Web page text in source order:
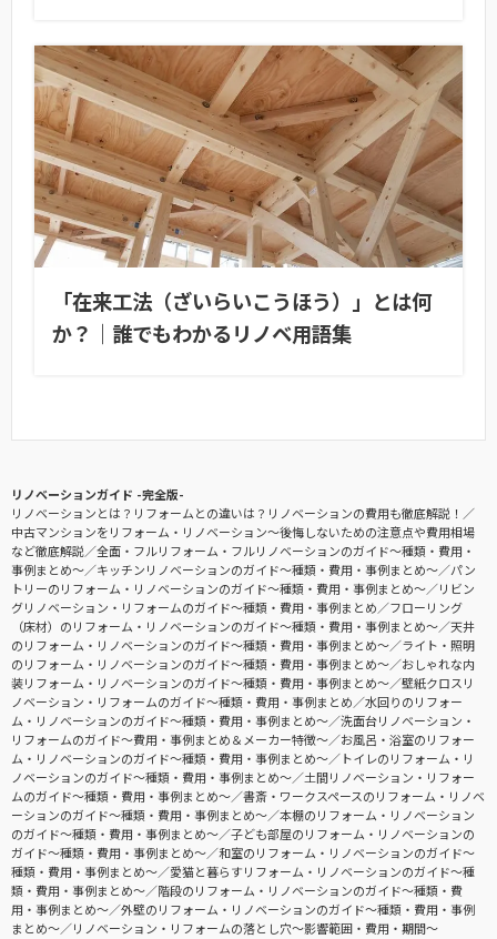
「在来工法（ざいらいこうほう）」とは何
か？｜誰でもわかるリノベ用語集
リノベーションガイド -完全版-
リノベーションとは？リフォームとの違いは？リノベーションの費用も徹底解説！
中古マンションをリフォーム・リノベーション〜後悔しないための注意点や費用相場
など徹底解説
全面・フルリフォーム・フルリノベーションのガイド〜種類・費用・
事例まとめ〜
キッチンリノベーションのガイド〜種類・費用・事例まとめ〜
パン
トリーのリフォーム・リノベーションのガイド〜種類・費用・事例まとめ〜
リビン
グリノベーション・リフォームのガイド〜種類・費用・事例まとめ
フローリング
（床材）のリフォーム・リノベーションのガイド〜種類・費用・事例まとめ〜
天井
のリフォーム・リノベーションのガイド〜種類・費用・事例まとめ〜
ライト・照明
のリフォーム・リノベーションのガイド〜種類・費用・事例まとめ〜
おしゃれな内
装リフォーム・リノベーションのガイド〜種類・費用・事例まとめ〜
壁紙クロスリ
ノベーション・リフォームのガイド〜種類・費用・事例まとめ
水回りのリフォー
ム・リノベーションのガイド〜種類・費用・事例まとめ〜
洗面台リノベーション・
リフォームのガイド〜費用・事例まとめ＆メーカー特徴〜
お風呂・浴室のリフォー
ム・リノベーションのガイド〜種類・費用・事例まとめ〜
トイレのリフォーム・リ
ノベーションのガイド〜種類・費用・事例まとめ〜
土間リノベーション・リフォー
ムのガイド〜種類・費用・事例まとめ〜
書斎・ワークスペースのリフォーム・リノベ
ーションのガイド〜種類・費用・事例まとめ〜
本棚のリフォーム・リノベーション
のガイド〜種類・費用・事例まとめ〜
子ども部屋のリフォーム・リノベーションの
ガイド〜種類・費用・事例まとめ〜
和室のリフォーム・リノベーションのガイド〜
種類・費用・事例まとめ〜
愛猫と暮らすリフォーム・リノベーションのガイド〜種
類・費用・事例まとめ〜
階段のリフォーム・リノベーションのガイド〜種類・費
用・事例まとめ〜
外壁のリフォーム・リノベーションのガイド〜種類・費用・事例
まとめ〜
リノベーション・リフォームの落とし穴～影響範囲・費用・期間～